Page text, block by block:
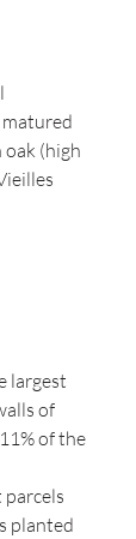
(high
largest
of
of the
planted